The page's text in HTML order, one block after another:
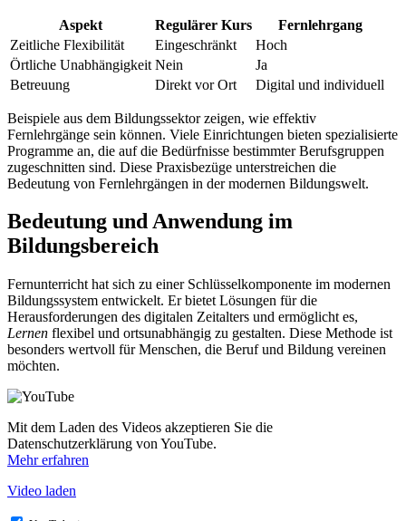
Aspekt Regulärer Kurs
Fernlehrgang
Zeitliche Flexibilität
Eingeschränkt
Hoch
Örtliche Unabhängigkeit Nein
Ja
Betreuung
Direkt vor Ort Digital und individuell
Beispiele aus dem Bildungssektor zeigen, wie effektiv
Fernlehrgänge sein können. Viele Einrichtungen bieten spezialisierte
Programme an, die auf die Bedürfnisse bestimmter Berufsgruppen
zugeschnitten sind. Diese Praxisbezüge unterstreichen die
Bedeutung von Fernlehrgängen in der modernen Bildungswelt.
Bedeutung und Anwendung im
Bildungsbereich
Fernunterricht hat sich zu einer Schlüsselkomponente im modernen
Bildungssystem entwickelt. Er bietet Lösungen für die
Herausforderungen des digitalen Zeitalters und ermöglicht es,
Lernen flexibel und ortsunabhängig zu gestalten. Diese Methode ist
besonders wertvoll für Menschen, die Beruf und Bildung vereinen
möchten.
Mit dem Laden des Videos akzeptieren Sie die
Datenschutzerklärung von YouTube.
Mehr erfahren
Video laden